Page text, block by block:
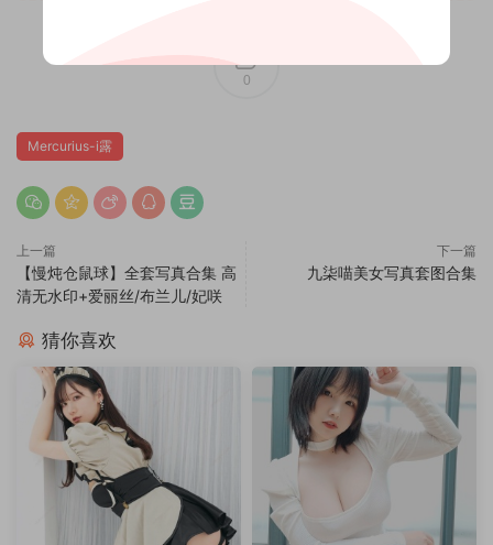
0
Mercurius-i露
上一篇
【慢炖仓鼠球】全套写真合集 高
清无水印+爱丽丝/布兰儿/妃咲
下一篇
九柒喵美女写真套图合集
猜你喜欢